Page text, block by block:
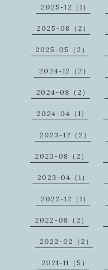
2025-12（1）
2025-08（2）
2025-05（2）
2024-12（2）
2024-08（2）
2024-04（1）
2023-12（2）
2023-08（2）
2023-04（1）
2022-12（1）
2022-08（2）
2022-02（2）
2021-11（5）